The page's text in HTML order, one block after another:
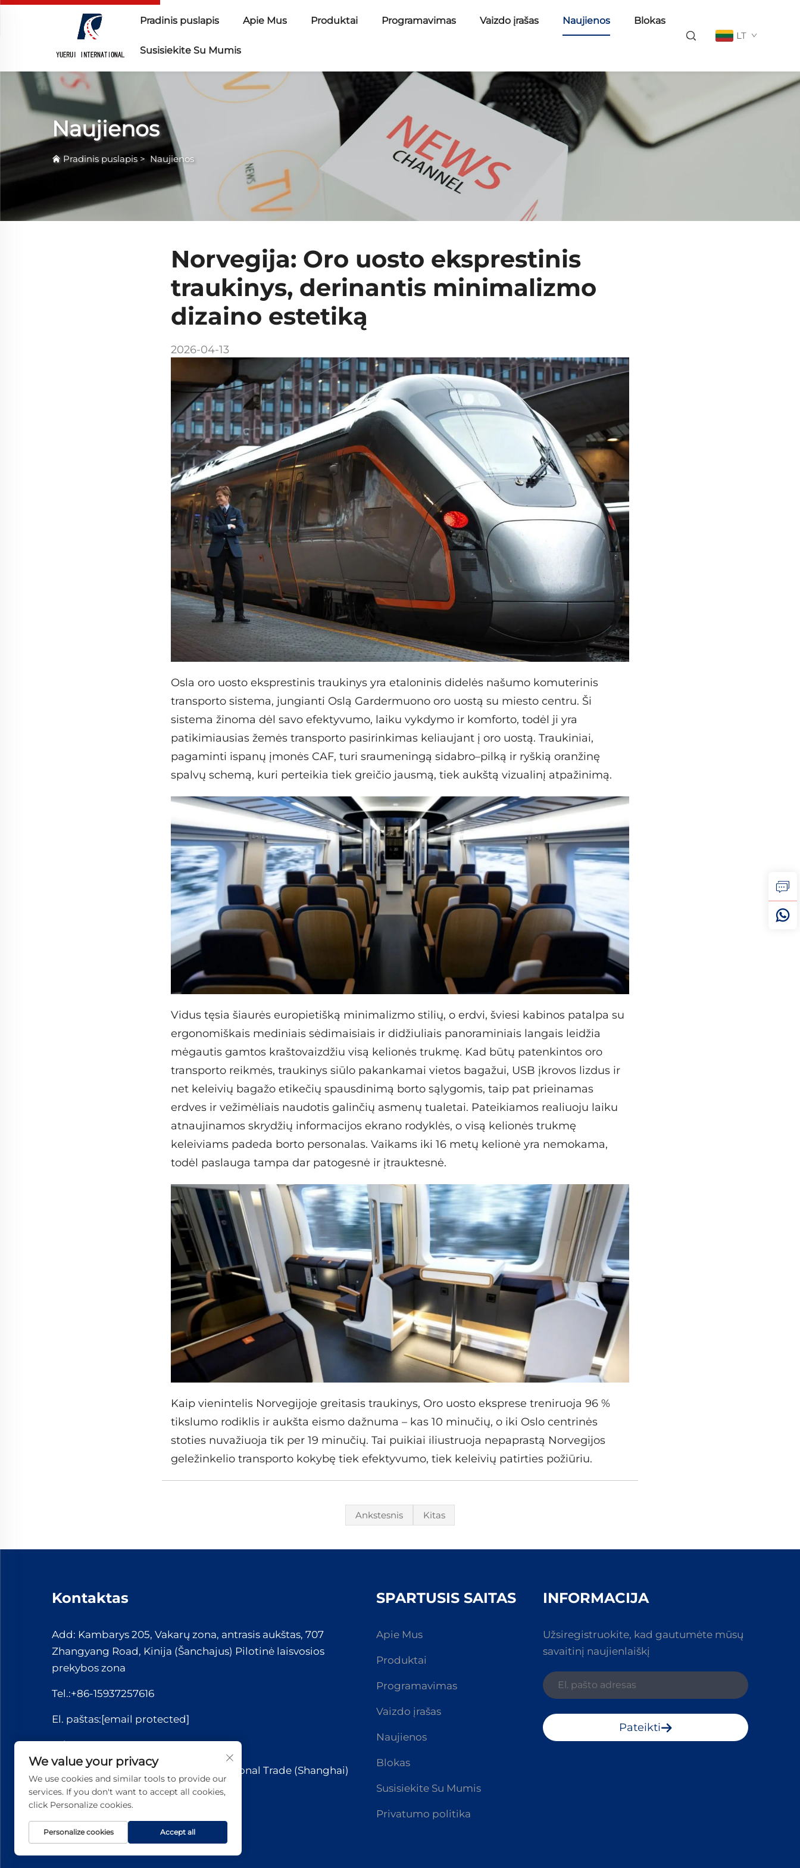
Pradinis puslapis Apie Mus Produktai Programavimas Vaizdo įrašas Naujienos Blokas
Susisiekite Su Mumis
LT
Naujienos
Pradinis puslapis > Naujienos
Norvegija: Oro uosto eksprestinis
traukinys, derinantis minimalizmo
dizaino estetiką
2026-04-13
Osla oro uosto eksprestinis traukinys yra etaloninis didelės našumo komuterinis
transporto sistema, jungianti Oslą Gardermuono oro uostą su miesto centru. Ši
sistema žinoma dėl savo efektyvumo, laiku vykdymo ir komforto, todėl ji yra
patikimiausias žemės transporto pasirinkimas keliaujant į oro uostą. Traukiniai,
pagaminti ispanų įmonės CAF, turi sraumeningą sidabro–pilką ir ryškią oranžinę
spalvų schemą, kuri perteikia tiek greičio jausmą, tiek aukštą vizualinį atpažinimą.
Vidus tęsia šiaurės europietišką minimalizmo stilių, o erdvi, šviesi kabinos patalpa su
ergonomiškais mediniais sėdimaisiais ir didžiuliais panoraminiais langais leidžia
mėgautis gamtos kraštovaizdžiu visą kelionės trukmę. Kad būtų patenkintos oro
transporto reikmės, traukinys siūlo pakankamai vietos bagažui, USB įkrovos lizdus ir
net keleivių bagažo etikečių spausdinimą borto sąlygomis, taip pat prieinamas
erdves ir vežimėliais naudotis galinčių asmenų tualetai. Pateikiamos realiuoju laiku
atnaujinamos skrydžių informacijos ekrano rodyklės, o visą kelionės trukmę
keleiviams padeda borto personalas. Vaikams iki 16 metų kelionė yra nemokama,
todėl paslauga tampa dar patogesnė ir įtrauktesnė.
Kaip vienintelis Norvegijoje greitasis traukinys, Oro uosto eksprese treniruoja 96 %
tikslumo rodiklis ir aukšta eismo dažnuma – kas 10 minučių, o iki Oslo centrinės
stoties nuvažiuoja tik per 19 minučių. Tai puikiai iliustruoja nepaprastą Norvegijos
geležinkelio transporto kokybę tiek efektyvumo, tiek keleivių patirties požiūriu.
Ankstesnis Kitas
Kontaktas
Add: Kambarys 205, Vakarų zona, antrasis aukštas, 707
Zhangyang Road, Kinija (Šanchajus) Pilotinė laisvosios
prekybos zona
Tel.:+86-15937257616
El. paštas:[email protected]
WhatsApp:+86-15037221110
Autorių teisės © 2026 Yuerui International Trade (Shanghai)
Co., Ltd.. Visos teisės saugomos.
SPARTUSIS SAITAS
Apie Mus
Produktai
Programavimas
Vaizdo įrašas
Naujienos
Blokas
Susisiekite Su Mumis
Privatumo politika
INFORMACIJA
Užsiregistruokite, kad gautumėte mūsų
savaitinį naujienlaiškį
Pateikti
We value your privacy
We use cookies and similar tools to provide our
services. If you don't want to accept all cookies,
click Personalize cookies.
Personalize cookies Accept all